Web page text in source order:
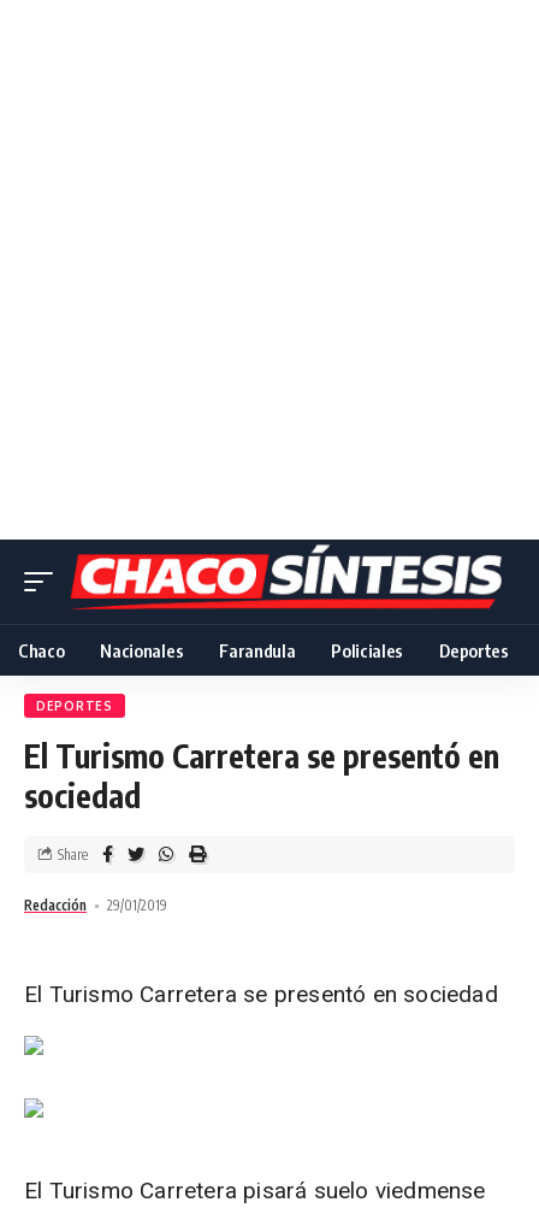
Chaco Nacionales Farandula Policiales Deportes
DEPORTES
El Turismo Carretera se presentó en
sociedad
Redacción 29/01/2019
Share
El Turismo Carretera se presentó en sociedad
El Turismo Carretera pisará suelo viedmense